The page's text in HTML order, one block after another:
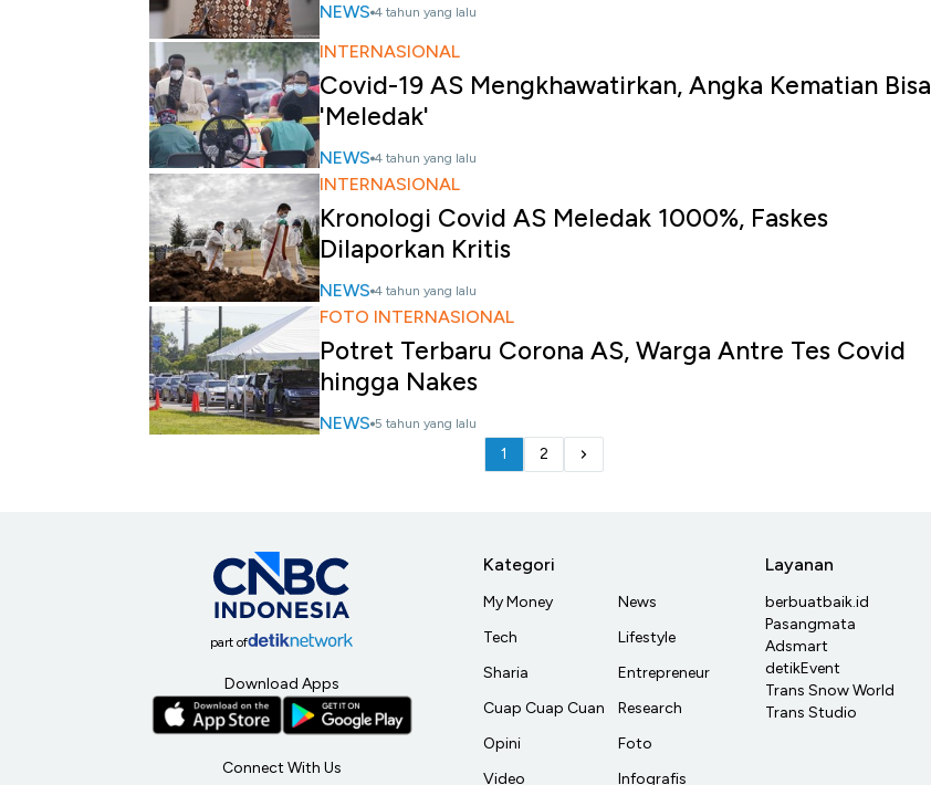
NEWS 4 tahun yang lalu
INTERNASIONAL
Covid-19 AS Mengkhawatirkan, Angka Kematian Bisa
'Meledak'
NEWS 4 tahun yang lalu
INTERNASIONAL
Kronologi Covid AS Meledak 1000%, Faskes
Dilaporkan Kritis
NEWS 4 tahun yang lalu
FOTO INTERNASIONAL
Potret Terbaru Corona AS, Warga Antre Tes Covid
hingga Nakes
NEWS 5 tahun yang lalu
1 2
part of
Download Apps
Connect With Us
Kategori
My Money
Tech
Sharia
Cuap Cuap Cuan
Opini
Video
News
Lifestyle
Entrepreneur
Research
Foto
Infografis
Layanan
berbuatbaik.id
Pasangmata
Adsmart
detikEvent
Trans Snow World
Trans Studio